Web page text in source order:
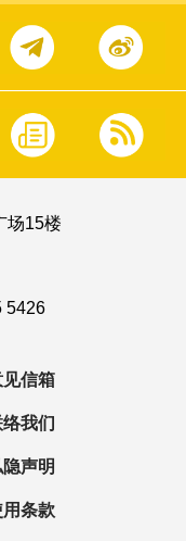
场15楼
5426
见信箱
我们
声明
用条款